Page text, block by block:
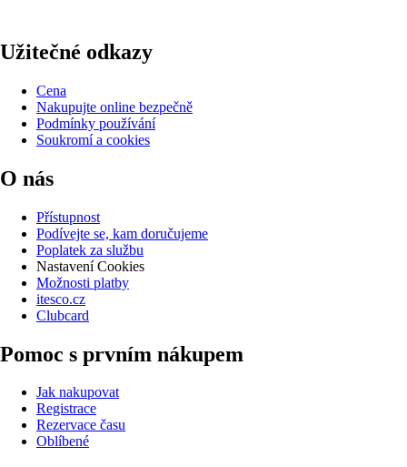
Užitečné odkazy
Cena
Nakupujte online bezpečně
Podmínky používání
Soukromí a cookies
O nás
Přístupnost
Podívejte se, kam doručujeme
Poplatek za službu
Nastavení Cookies
Možnosti platby
itesco.cz
Clubcard
Pomoc s prvním nákupem
Jak nakupovat
Registrace
Rezervace času
Oblíbené